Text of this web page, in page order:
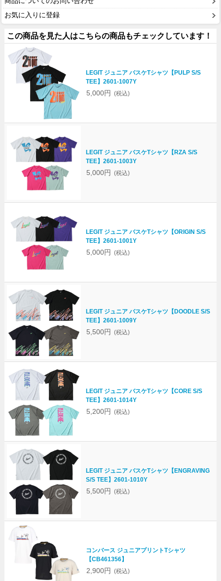
お気に入りに登録
この商品を見た人はこちらの商品もチェックしています！
LEGIT ジュニア バスケTシャツ【PULP S/S
TEE】2601-1007Y
5,000円 (税込)
LEGIT ジュニア バスケTシャツ【RZA S/S
TEE】2601-1003Y
5,000円 (税込)
LEGIT ジュニア バスケTシャツ【ORIGIN S/S
TEE】2601-1001Y
5,000円 (税込)
LEGIT ジュニア バスケTシャツ【DOODLE S/S
TEE】2601-1009Y
5,500円 (税込)
LEGIT ジュニア バスケTシャツ【CORE S/S
TEE】2601-1014Y
5,200円 (税込)
LEGIT ジュニア バスケTシャツ【ENGRAVING
S/S TEE】2601-1010Y
5,500円 (税込)
コンバース ジュニアプリントTシャツ
【CB461356】
2,900円 (税込)